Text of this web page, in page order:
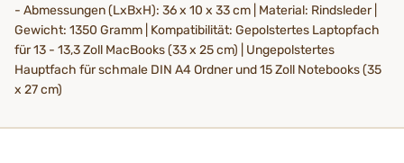
- Abmessungen (LxBxH): 36 x 10 x 33 cm | Material: Rindsleder |
Gewicht: 1350 Gramm | Kompatibilität: Gepolstertes Laptopfach
für 13 - 13,3 Zoll MacBooks (33 x 25 cm) | Ungepolstertes
Hauptfach für schmale DIN A4 Ordner und 15 Zoll Notebooks (35
x 27 cm)